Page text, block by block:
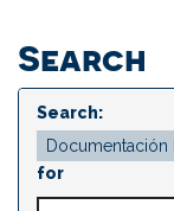
Search
Search:
for